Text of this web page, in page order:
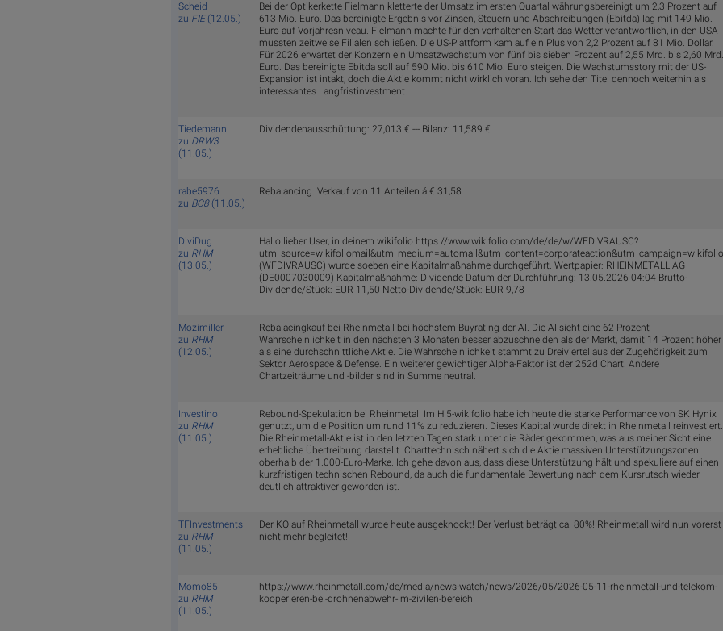
Scheid
zu FIE(12.05.)
Bei der Optikerkette Fielmann kletterte der Umsatz im ersten Quartal währungsbereinigt um 2,3 Prozent auf
613 Mio. Euro. Das bereinigte Ergebnis vor Zinsen, Steuern und Abschreibungen (Ebitda) lag mit 149 Mio.
Euro auf Vorjahresniveau. Fielmann machte für den verhaltenen Start das Wetter verantwortlich, in den USA
mussten zeitweise Filialen schließen. Die US-Plattform kam auf ein Plus von 2,2 Prozent auf 81 Mio. Dollar.
Für 2026 erwartet der Konzern ein Umsatzwachstum von fünf bis sieben Prozent auf 2,55 Mrd. bis 2,60 Mrd.
Euro. Das bereinigte Ebitda soll auf 590 Mio. bis 610 Mio. Euro steigen. Die Wachstumsstory mit der US-
Expansion ist intakt, doch die Aktie kommt nicht wirklich voran. Ich sehe den Titel dennoch weiterhin als
interessantes Langfristinvestment.
Tiedemann
zu DRW3
(11.05.)
Dividendenausschüttung: 27,013 € --- Bilanz: 11,589 €
rabe5976
zu BC8(11.05.)
Rebalancing: Verkauf von 11 Anteilen á € 31,58
DiviDug
zu RHM
(13.05.)
Hallo lieber User, in deinem wikifolio https://www.wikifolio.com/de/de/w/WFDIVRAUSC?
utm_source=wikifoliomail&utm_medium=automail&utm_content=corporateaction&utm_campaign=wikifolio
(WFDIVRAUSC) wurde soeben eine Kapitalmaßnahme durchgeführt. Wertpapier: RHEINMETALL AG
(DE0007030009) Kapitalmaßnahme: Dividende Datum der Durchführung: 13.05.2026 04:04 Brutto-
Dividende/Stück: EUR 11,50 Netto-Dividende/Stück: EUR 9,78
Mozimiller
zu RHM
(12.05.)
Rebalacingkauf bei Rheinmetall bei höchstem Buyrating der AI. Die AI sieht eine 62 Prozent
Wahrscheinlichkeit in den nächsten 3 Monaten besser abzuschneiden als der Markt, damit 14 Prozent höher
als eine durchschnittliche Aktie. Die Wahrscheinlichkeit stammt zu Dreiviertel aus der Zugehörigkeit zum
Sektor Aerospace & Defense. Ein weiterer gewichtiger Alpha-Faktor ist der 252d Chart. Andere
Chartzeiträume und -bilder sind in Summe neutral.
Investino
zu RHM
(11.05.)
Rebound-Spekulation bei Rheinmetall Im Hi5-wikifolio habe ich heute die starke Performance von SK Hynix
genutzt, um die Position um rund 11% zu reduzieren. Dieses Kapital wurde direkt in Rheinmetall reinvestiert.
Die Rheinmetall-Aktie ist in den letzten Tagen stark unter die Räder gekommen, was aus meiner Sicht eine
erhebliche Übertreibung darstellt. Charttechnisch nähert sich die Aktie massiven Unterstützungszonen
oberhalb der 1.000-Euro-Marke. Ich gehe davon aus, dass diese Unterstützung hält und spekuliere auf einen
kurzfristigen technischen Rebound, da auch die fundamentale Bewertung nach dem Kursrutsch wieder
deutlich attraktiver geworden ist.
TFInvestments
zu RHM
(11.05.)
Der KO auf Rheinmetall wurde heute ausgeknockt! Der Verlust beträgt ca. 80%! Rheinmetall wird nun vorerst
nicht mehr begleitet!
Momo85
zu RHM
(11.05.)
https://www.rheinmetall.com/de/media/news-watch/news/2026/05/2026-05-11-rheinmetall-und-telekom-
kooperieren-bei-drohnenabwehr-im-zivilen-bereich